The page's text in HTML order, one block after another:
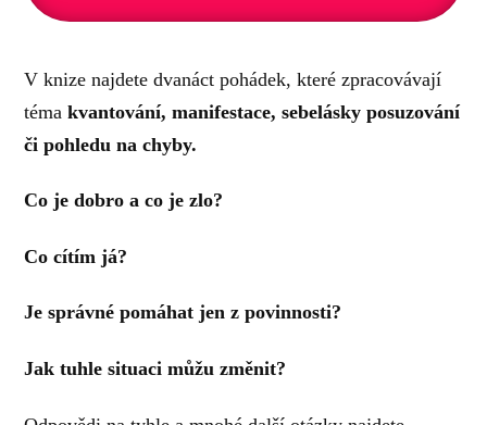
V knize najdete dvanáct pohádek, které zpracovávají
témakvantování, manifestace, sebelásky posuzování
či pohledu na chyby.
Co je dobro a co je zlo?
Co cítím já?
Je správné pomáhat jen z povinnosti?
Jak tuhle situaci můžu změnit?